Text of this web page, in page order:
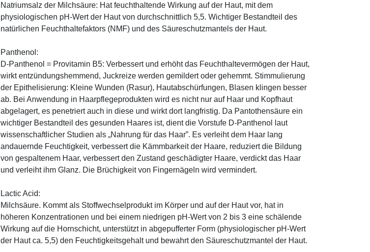
Natriumsalz der Milchsäure: Hat feuchthaltende Wirkung auf der Haut, mit dem
physiologischen pH-Wert der Haut von durchschnittlich 5,5. Wichtiger Bestandteil des
natürlichen Feuchthaltefaktors (NMF) und des Säureschutzmantels der Haut.
Panthenol:
D-Panthenol = Provitamin B5: Verbessert und erhöht das Feuchthaltevermögen der Haut,
wirkt entzündungshemmend, Juckreize werden gemildert oder gehemmt. Stimmulierung
der Epithelisierung: Kleine Wunden (Rasur), Hautabschürfungen, Blasen klingen besser
ab. Bei Anwendung in Haarpflegeprodukten wird es nicht nur auf Haar und Kopfhaut
abgelagert, es penetriert auch in diese und wirkt dort langfristig. Da Pantothensäure ein
wichtiger Bestandteil des gesunden Haares ist, dient die Vorstufe D-Panthenol laut
wissenschaftlicher Studien als „Nahrung für das Haar”. Es verleiht dem Haar lang
andauernde Feuchtigkeit, verbessert die Kämmbarkeit der Haare, reduziert die Bildung
von gespaltenem Haar, verbessert den Zustand geschädigter Haare, verdickt das Haar
und verleiht ihm Glanz. Die Brüchigkeit von Fingernägeln wird vermindert.
Lactic Acid:
Milchsäure. Kommt als Stoffwechselprodukt im Körper und auf der Haut vor, hat in
höheren Konzentrationen und bei einem niedrigen pH-Wert von 2 bis 3 eine schälende
Wirkung auf die Hornschicht, unterstützt in abgepufferter Form (physiologischer pH-Wert
der Haut ca. 5,5) den Feuchtigkeitsgehalt und bewahrt den Säureschutzmantel der Haut.